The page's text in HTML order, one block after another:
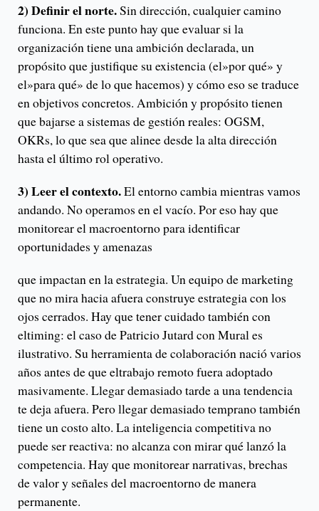
2) Definir el norte.Sin dirección, cualquier camino
funciona. En este punto hay que evaluar si la
organización tiene una ambición declarada, un
propósito que justifique su existencia (el»por qué» y
el»para qué» de lo que hacemos) y cómo eso se traduce
en objetivos concretos. Ambición y propósito tienen
que bajarse a sistemas de gestión reales: OGSM,
OKRs, lo que sea que alinee desde la alta dirección
hasta el último rol operativo.
3) Leer el contexto.El entorno cambia mientras vamos
andando. No operamos en el vacío. Por eso hay que
monitorear el macroentorno para identificar
oportunidades y amenazas
que impactan en la estrategia. Un equipo de marketing
que no mira hacia afuera construye estrategia con los
ojos cerrados. Hay que tener cuidado también con
eltiming: el caso de Patricio Jutard con Mural es
ilustrativo. Su herramienta de colaboración nació varios
años antes de que eltrabajo remoto fuera adoptado
masivamente. Llegar demasiado tarde a una tendencia
te deja afuera. Pero llegar demasiado temprano también
tiene un costo alto. La inteligencia competitiva no
puede ser reactiva: no alcanza con mirar qué lanzó la
competencia. Hay que monitorear narrativas, brechas
de valor y señales del macroentorno de manera
permanente.